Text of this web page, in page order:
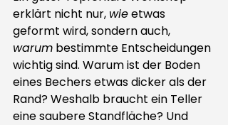
erklärt nicht nur, wie etwas
geformt wird, sondern auch,
warum bestimmte Entscheidungen
wichtig sind. Warum ist der Boden
eines Bechers etwas dicker als der
Rand? Weshalb braucht ein Teller
eine saubere Standfläche? Und